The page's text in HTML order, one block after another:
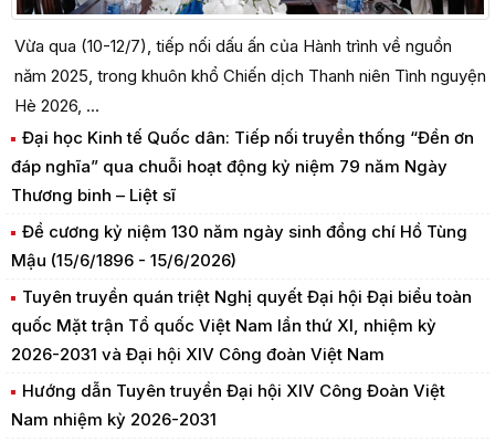
Vừa qua (10-12/7), tiếp nối dấu ấn của Hành trình về nguồn
năm 2025, trong khuôn khổ Chiến dịch Thanh niên Tình nguyện
Hè 2026, ...
Đại học Kinh tế Quốc dân: Tiếp nối truyền thống “Đền ơn
đáp nghĩa” qua chuỗi hoạt động kỷ niệm 79 năm Ngày
Thương binh – Liệt sĩ
Đề cương kỷ niệm 130 năm ngày sinh đồng chí Hồ Tùng
Mậu (15/6/1896 - 15/6/2026)
Tuyên truyền quán triệt Nghị quyết Đại hội Đại biểu toàn
quốc Mặt trận Tổ quốc Việt Nam lần thứ XI, nhiệm kỳ
2026-2031 và Đại hội XIV Công đoàn Việt Nam
Hướng dẫn Tuyên truyền Đại hội XIV Công Đoàn Việt
Nam nhiệm kỳ 2026-2031